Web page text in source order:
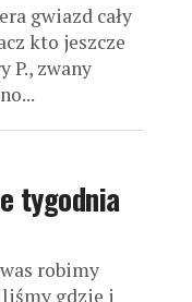
gwiazd cały
kto jeszcze
P., zwany
tygodnia
robimy
gdzie i